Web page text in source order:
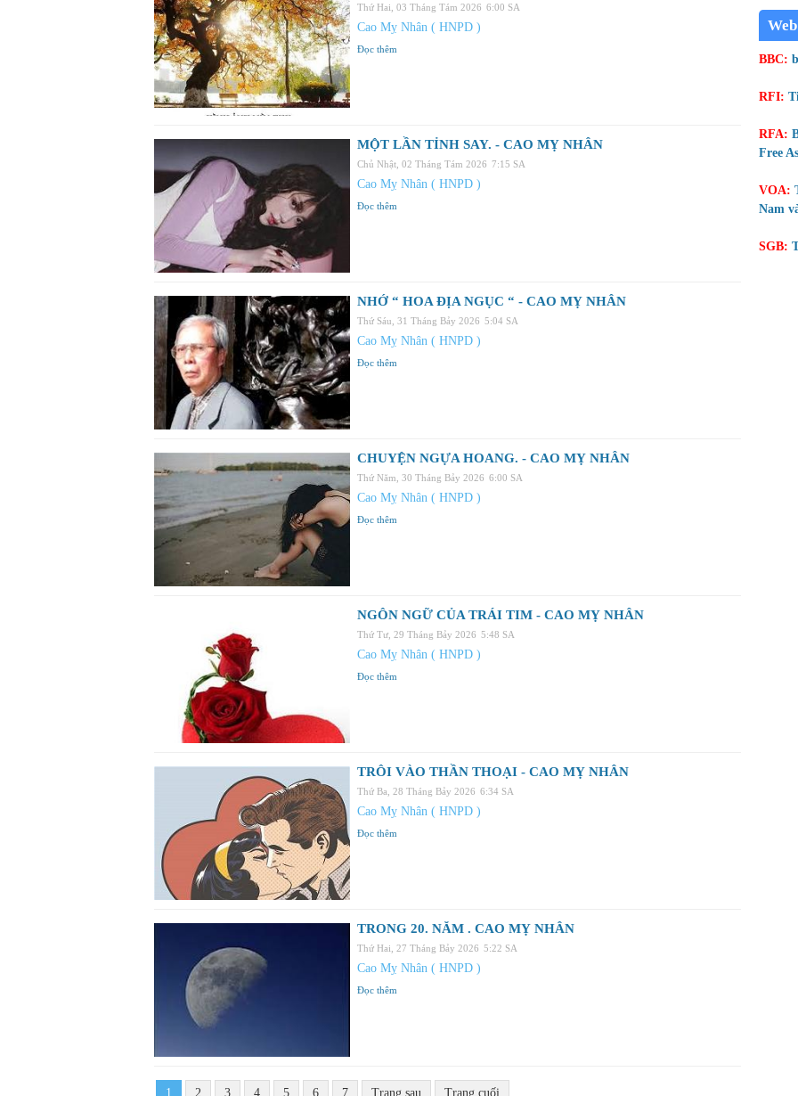
Thứ Hai, 03 Tháng Tám 2026 6:00 SA
Cao Mỵ Nhân ( HNPD )
Đọc thêm
MỘT LẦN TỈNH SAY. - CAO MỴ NHÂN
Chủ Nhật, 02 Tháng Tám 2026 7:15 SA
Cao Mỵ Nhân ( HNPD )
Đọc thêm
NHỚ “ HOA ĐỊA NGỤC “ - CAO MỴ NHÂN
Thứ Sáu, 31 Tháng Bảy 2026 5:04 SA
Cao Mỵ Nhân ( HNPD )
Đọc thêm
CHUYỆN NGỰA HOANG. - CAO MỴ NHÂN
Thứ Năm, 30 Tháng Bảy 2026 6:00 SA
Cao Mỵ Nhân ( HNPD )
Đọc thêm
NGÔN NGỮ CỦA TRÁI TIM - CAO MỴ NHÂN
Thứ Tư, 29 Tháng Bảy 2026 5:48 SA
Cao Mỵ Nhân ( HNPD )
Đọc thêm
TRÔI VÀO THẦN THOẠI - CAO MỴ NHÂN
Thứ Ba, 28 Tháng Bảy 2026 6:34 SA
Cao Mỵ Nhân ( HNPD )
Đọc thêm
TRONG 20. NĂM . CAO MỴ NHÂN
Thứ Hai, 27 Tháng Bảy 2026 5:22 SA
Cao Mỵ Nhân ( HNPD )
Đọc thêm
1 2 3 4 5 6 7 Trang sau Trang cuối
BBC:
RFI:
RFA:
Free
VOA:
Nam
SGB: